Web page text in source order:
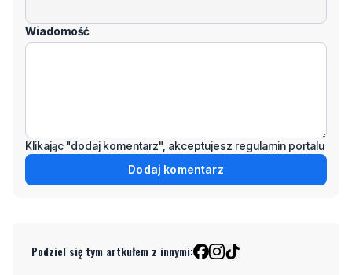
Wiadomość
Klikając "dodaj komentarz", akceptujesz regulamin portalu
Dodaj komentarz
Podziel się tym artkułem z innymi: